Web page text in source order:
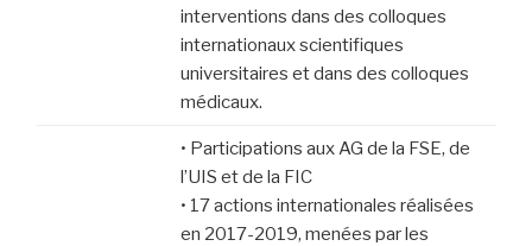
interventions dans des colloques
internationaux scientifiques
universitaires et dans des colloques
médicaux.
• Participations aux AG de la FSE, de
l’UIS et de la FIC
• 17 actions internationales réalisées
en 2017-2019, menées par les